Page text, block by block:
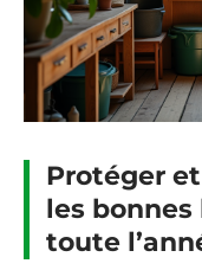
Protéger
les
toute